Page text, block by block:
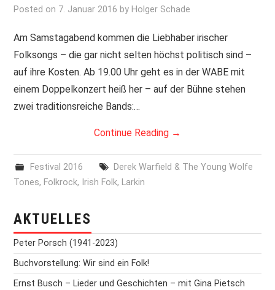
PRINT & CDS
IMPRESSUM
Posted on 7. Januar 2016 by Holger Schade
Am Samstagabend kommen die Liebhaber irischer
Folksongs – die gar nicht selten höchst politisch sind –
auf ihre Kosten. Ab 19.00 Uhr geht es in der WABE mit
einem Doppelkonzert heiß her – auf der Bühne stehen
zwei traditionsreiche Bands:…
Continue Reading →
Festival 2016
Derek Warfield & The Young Wolfe
Tones, Folkrock, Irish Folk, Larkin
AKTUELLES
Peter Porsch (1941-2023)
Buchvorstellung: Wir sind ein Folk!
Ernst Busch – Lieder und Geschichten – mit Gina Pietsch